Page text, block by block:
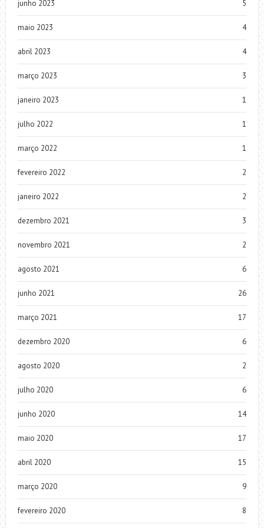
junho 2023 5
maio 2023 4
abril 2023 4
março 2023 3
janeiro 2023 1
julho 2022 1
março 2022 1
fevereiro 2022 2
janeiro 2022 2
dezembro 2021 3
novembro 2021 2
agosto 2021 6
junho 2021 26
março 2021 17
dezembro 2020 6
agosto 2020 2
julho 2020 6
junho 2020 14
maio 2020 17
abril 2020 15
março 2020 9
fevereiro 2020 8